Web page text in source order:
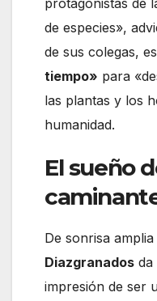
de especies»,
de sus colegas,
tiempo» para
las plantas y los
humanidad.
El sueño
De sonrisa
Diazgranados da
impresión de ser